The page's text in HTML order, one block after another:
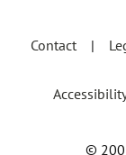
Contact
©